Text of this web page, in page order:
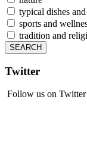
typical dishes
sports and
tradition and
Twitter
Follow us on Twitter